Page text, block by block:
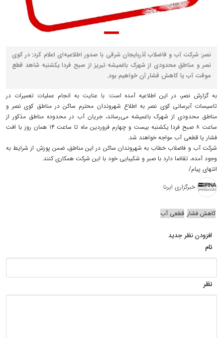
نصر: شرکت آب و فاضلاب آذربایجان شرقی با صدور اطلاعیه‌ای اعلام کرد: در کوی
نصر و مناطق محدودی از شهرک باغمیشه تبریز از صبح فردا یکشنبه شاهد قطع
موقت آب یا کاهش فشار آن خواهیم بود.
به گزارش نصر، در این اطلاعیه آمده است: با عنایت به انجام عملیات تعمیرات در
تاسیسات آبرسانی کوی نصر به اطلاع شهروندان محترم ساکن در مناطق کوی نصر و
مناطق محدودی از شهرک باغمیشه می‌رساند، جریان آب در محدوده مناطق مذکور از
ساعت ۸ صبح فردا یکشنبه بیست و چهارم فروردین ماه تا ساعت ۱۴ همان روز با افت
فشار یا قطعی آب مواجه خواهند شد.
شرکت آب و فاضلاب خطاب به شهروندان ساکن در این مناطق، ضمن پوزش از شرایط به
وجود آمده، تقاضا دارد با صبر و شکیبایی خود با این شرکت همکاری کنند.
انتهای پیام/
خبرگزاری ایرنا
کاهش فشار قطعی آب
افزودن نظر جدید
نام
نظر